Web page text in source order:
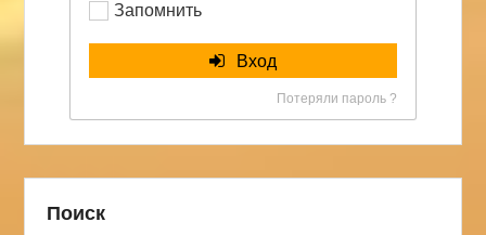
Запомнить
Вход
Потеряли пароль ?
Поиск